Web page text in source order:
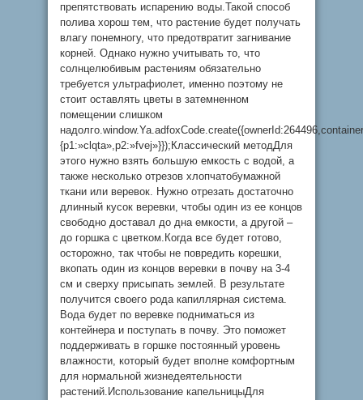
препятствовать испарению воды.Такой способ
полива хорош тем, что растение будет получать
влагу понемногу, что предотвратит загнивание
корней. Однако нужно учитывать то, что
солнцелюбивым растениям обязательно
требуется ультрафиолет, именно поэтому не
стоит оставлять цветы в затемненном
помещении слишком
{p1:»clqta»,p2:»fvej»}});Классический методДля
этого нужно взять большую емкость с водой, а
также несколько отрезов хлопчатобумажной
ткани или веревок. Нужно отрезать достаточно
длинный кусок веревки, чтобы один из ее концов
свободно доставал до дна емкости, а другой –
до горшка с цветком.Когда все будет готово,
осторожно, так чтобы не повредить корешки,
вкопать один из концов веревки в почву на 3-4
см и сверху присыпать землей. В результате
получится своего рода капиллярная система.
Вода будет по веревке подниматься из
контейнера и поступать в почву. Это поможет
поддерживать в горшке постоянный уровень
влажности, который будет вполне комфортным
для нормальной жизнедеятельности
растений.Использование капельницыДля